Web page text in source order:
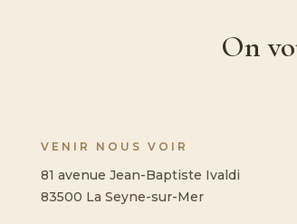
On
VENIR NOUS VOIR
81 avenue Jean-Baptiste Ivaldi
83500 La Seyne-sur-Mer